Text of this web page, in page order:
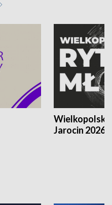
Jarocin 2026